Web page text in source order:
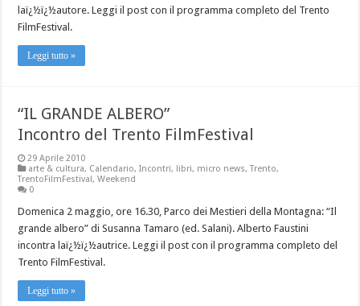
laï¿½ï¿½autore. Leggi il post con il programma completo del Trento
FilmFestival.
Leggi tutto »
“IL GRANDE ALBERO”
Incontro del Trento FilmFestival
29 Aprile 2010
arte & cultura, Calendario,Incontri, libri, micro news,Trento,
TrentoFilmFestival,Weekend
0
Domenica 2 maggio, ore 16.30, Parco dei Mestieri della Montagna: “Il
grande albero” di Susanna Tamaro (ed. Salani). Alberto Faustini
incontra laï¿½ï¿½autrice. Leggi il post con il programma completo del
Trento FilmFestival.
Leggi tutto »